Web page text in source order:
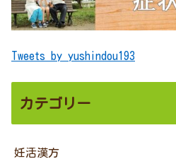
Tweets by yushindou193
カテゴリー
妊活漢方